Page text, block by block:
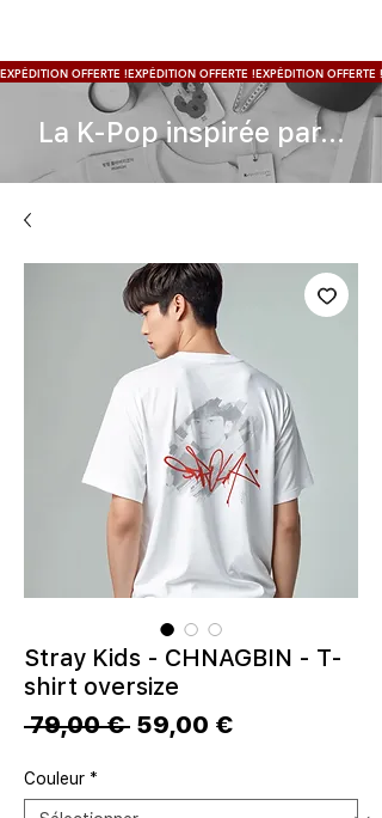
EXPÉDITION OFFERTE !
La K-Pop inspirée par...
Stray Kids - CHNAGBIN - T-
shirt oversize
79,00 € Prix
59,00 €Prix
Couleur *